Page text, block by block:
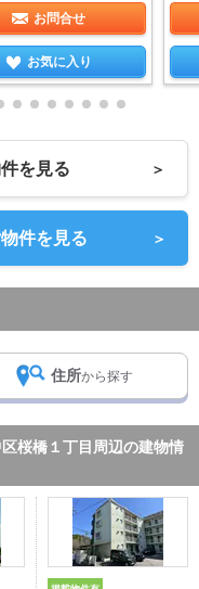
お問合せ
お気に入り
を見る ＞
件を見る ＞
住所から探す
桜橋１丁目周辺の建物情